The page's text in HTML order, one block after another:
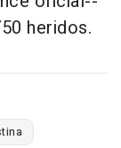
heridos.